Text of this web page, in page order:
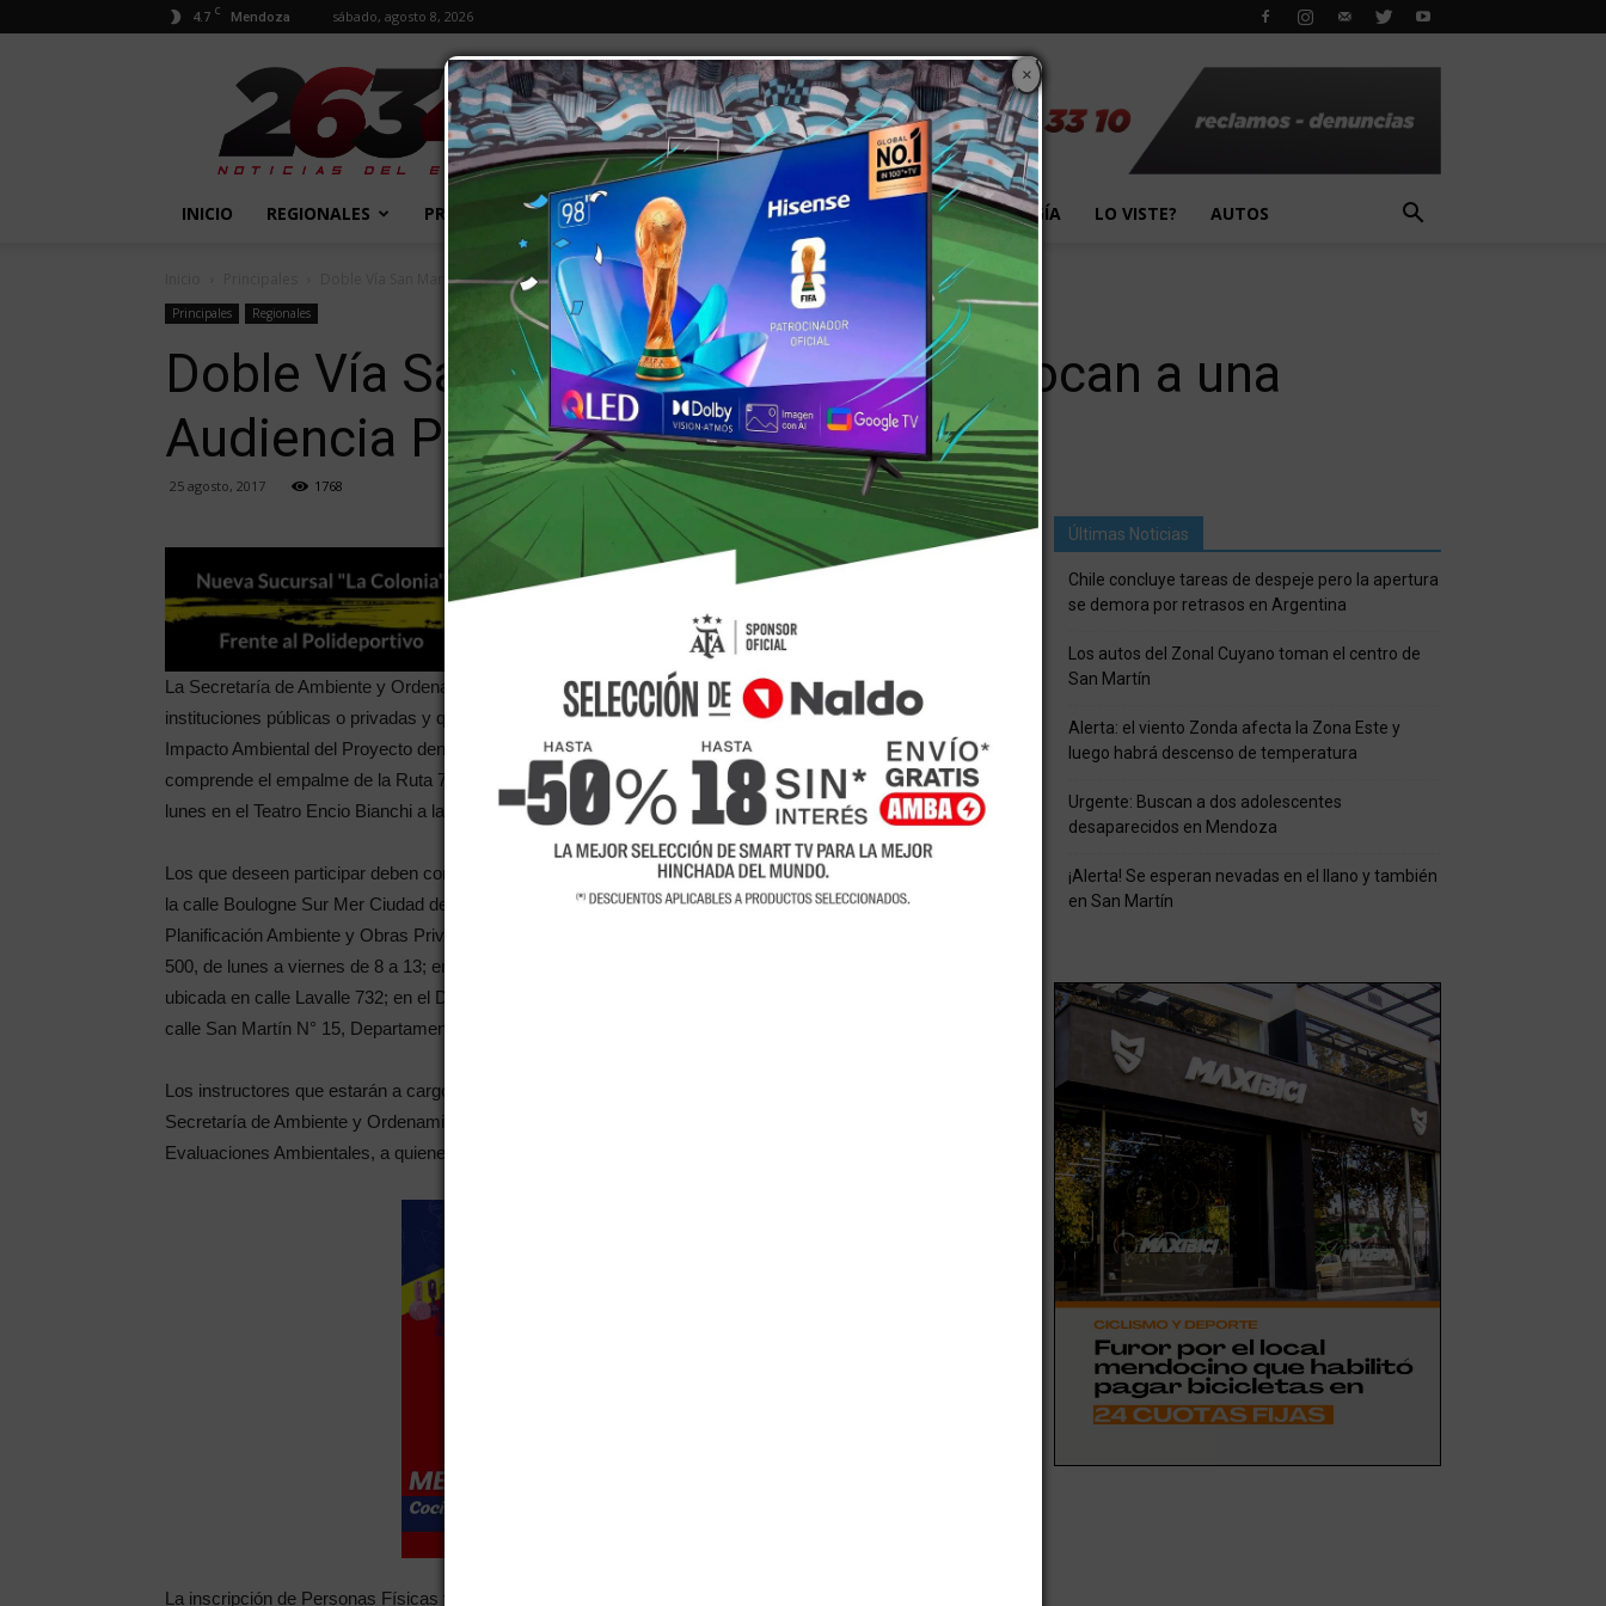
4.7 C Mendoza sábado, agosto 8, 2026
2634
Diario
INICIO REGIONALES PROVINCIALES EXTRA! MUNDO PAÍS EVENTOS TECNOLOGÍA LO VISTE? AUTOS
Doble Vía San Martín-Rivadavia: convocan a una Audiencia Pública
Principales Regionales
Doble Vía San Martín-Rivadavia: convocan a una
Audiencia Pública
25 agosto, 2017 1768
La Secretaría de Ambiente y Ordenamiento Territorial de la Provincia de Mendoza convocó a vecinos,
instituciones públicas o privadas y quienes deseen participar de la Audiencia Pública para evaluar el
Impacto Ambiental del Proyecto denominado Doble Vía Acceso Rivadavia-Junín–San Martín, tramo que
comprende el empalme de la Ruta 7 (Depto. San Martín) con la calle Falucho. El evento tendrá lugar el
lunes en el Teatro Encio Bianchi a las 10 de la mañana.
Los que deseen participar deben consultar la Secretaría de Ambiente y Ordenamiento Territorial ubicada en
la calle Boulogne Sur Mer Ciudad de Mendoza, de Lunes a Viernes de 8.30 a 13; en la Dirección de
Planificación Ambiente y Obras Privadas de la Municipalidad de San Martín ubicada en Calle 9 de Julio
500, de lunes a viernes de 8 a 13; en la Dirección de Obras Públicas de la Municipalidad de Rivadavia,
ubicada en calle Lavalle 732; en el Departamento de Planificación Urbana y Gestión Ambiental, ubicada en
calle San Martín N° 15, Departamento de Junin.
Los instructores que estarán a cargo de la Audiencia Pública serán la Dra. María Paula Llosa por la
Secretaría de Ambiente y Ordenamiento Territorial y la Lic. María Cecilia Blanco, por la Unidad de
Evaluaciones Ambientales, a quienes se les delega la plena conducción de la misma.
La inscripción de Personas Físicas y/o Jurídicas a los efectos de su intervención durante la Audiencia,
×
Últimas Noticias
Chile concluye tareas de despeje pero la apertura
se demora por retrasos en Argentina
Los autos del Zonal Cuyano toman el centro de
San Martín
Alerta: el viento Zonda afecta la Zona Este y
luego habrá descenso de temperatura
Urgente: Buscan a dos adolescentes
desaparecidos en Mendoza
¡Alerta! Se esperan nevadas en el llano y también
en San Martín